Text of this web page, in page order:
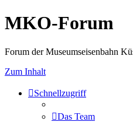
MKO-Forum
Forum der Museumseisenbahn
Zum Inhalt
Schnellzugriff
Das Team